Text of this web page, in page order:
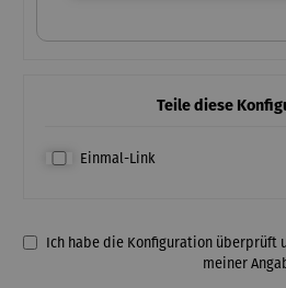
Teile diese
Einmal-Link
Ich habe die Konfiguration
meiner